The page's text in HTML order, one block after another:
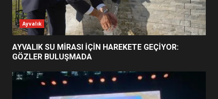
2
ESA 2026’DA TÜRK BAHARATI
NEYİ TEMSİL ETTİ?
EİB’DE KRİTİK ATAMA:
SÜRDÜRÜLEBİLİRLİKTE NE
Ayvalık
AYVALIK SU MİRASI İÇİN HAREKETE GEÇİYOR:
GÖZLER BULUŞMADA